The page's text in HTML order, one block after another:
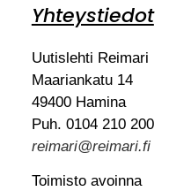
Yhteystiedot
Uutislehti Reimari
Maariankatu 14
49400 Hamina
Puh. 0104 210 200
reimari@reimari.fi
Toimisto avoinna